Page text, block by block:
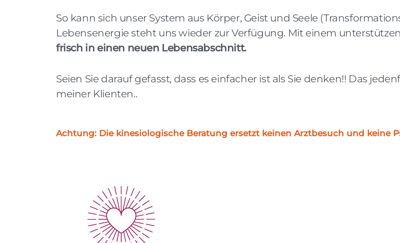
So kann sich unser System aus Körper, Geist und Seele
Lebensenergie steht uns wieder zur Verfügung. Mit einem
frisch in einen neuen Lebensabschnitt.
Seien Sie darauf gefasst, dass es einfacher ist als Sie denken!! Das
meiner Klienten..
Achtung: Die kinesiologische Beratung ersetzt keinen Arztbesuch und keine